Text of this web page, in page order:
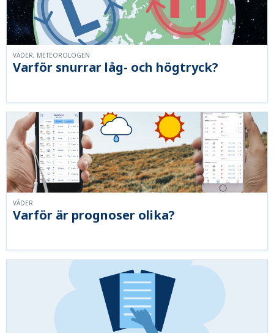
Varför snurrar låg- och högtryck?
VÄDER, METEOROLOGEN
Varför är prognoser olika?
VÄDER